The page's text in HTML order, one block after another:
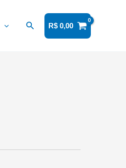
Pesquisar
R$ 0,00